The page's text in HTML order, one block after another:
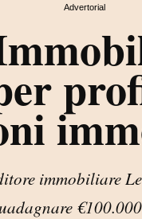
Advertorial
immobiliare